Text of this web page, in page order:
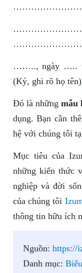
…….., ngày …..
(Ký, ghi rõ họ tên)
Đó là những mẫu
dụng. Bạn cần
hệ với chúng tôi
Mục tiêu của
những kiến thức
nghiệp và đời
của chúng tôi
thông tin hữu ích
Nguồn: https://
Danh mục: